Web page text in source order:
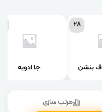
28
بنشن جا ادویه
مرتب سازی